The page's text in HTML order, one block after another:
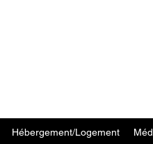
Hébergement/Logement